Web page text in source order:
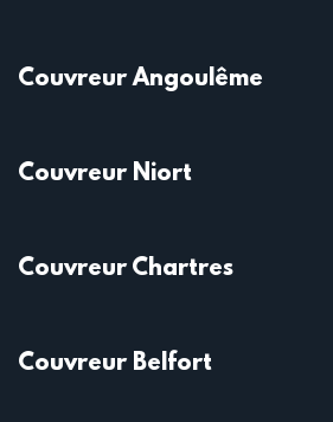
Couvreur Angoulême
Couvreur Niort
Couvreur Chartres
Couvreur Belfort